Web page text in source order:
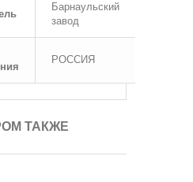
Барнаульский
завод
РОССИЯ
ТАКЖЕ